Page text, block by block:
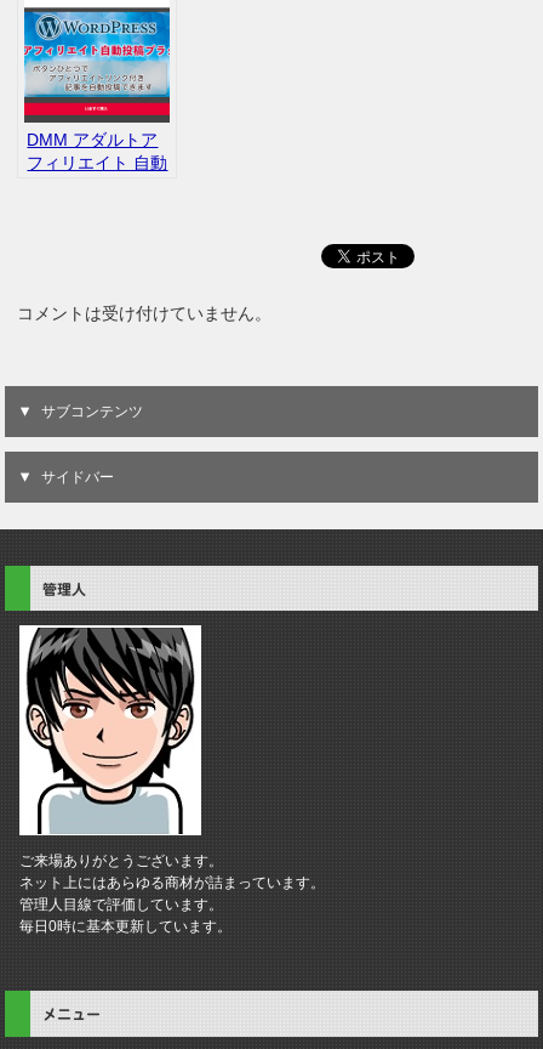
DMM アダルトア
フィリエイト 自動
コメントは受け付けていません。
サブコンテンツ
サイドバー
管理人
ご来場ありがとうございます。
ネット上にはあらゆる商材が詰まっています。
管理人目線で評価しています。
毎日0時に基本更新しています。
メニュー